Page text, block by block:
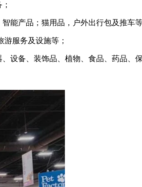
能产品；猫用品，户外出行包及推车等
服务及设施等；
设备、装饰品、植物、食品、药品、